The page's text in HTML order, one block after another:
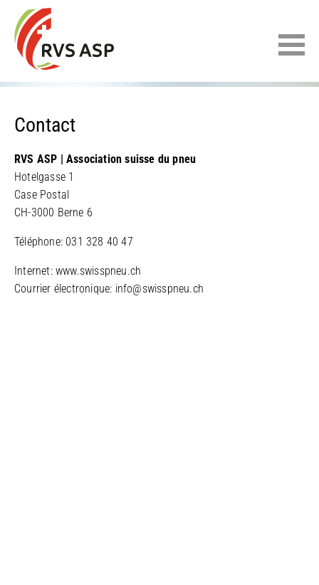
Contact
RVS ASP | Association suisse du pneu
Hotelgasse 1
Case Postal
CH-3000 Berne 6
Téléphone: 031 328 40 47
Internet: www.swisspneu.ch
Courrier électronique: info@swisspneu.ch